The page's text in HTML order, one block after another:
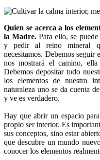
Quien se acerca a los
la Madre. Para ello, se
y pedir al reino mineral
necesitamos. Debemos seguir
nos mostrará el camino,
Debemos depositar todo
los elementos de nuestro
naturaleza uno se da cuenta
y ve es verdadero.
Hay que abrir un espacio
propio ser interior. Es
sus conceptos, sino estar
que descubre un mundo
conocer los elementos